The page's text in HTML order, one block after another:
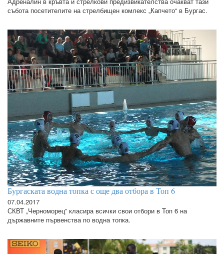
събота посетителите на стрелбищен комлекс „Капчето“ в Бургас.
Бургаската водна топка с още два отбора в Топ 6
07.04.2017
СКВТ „Черноморец” класира всички свои отбори в Топ 6 на
държавните първенства по водна топка.